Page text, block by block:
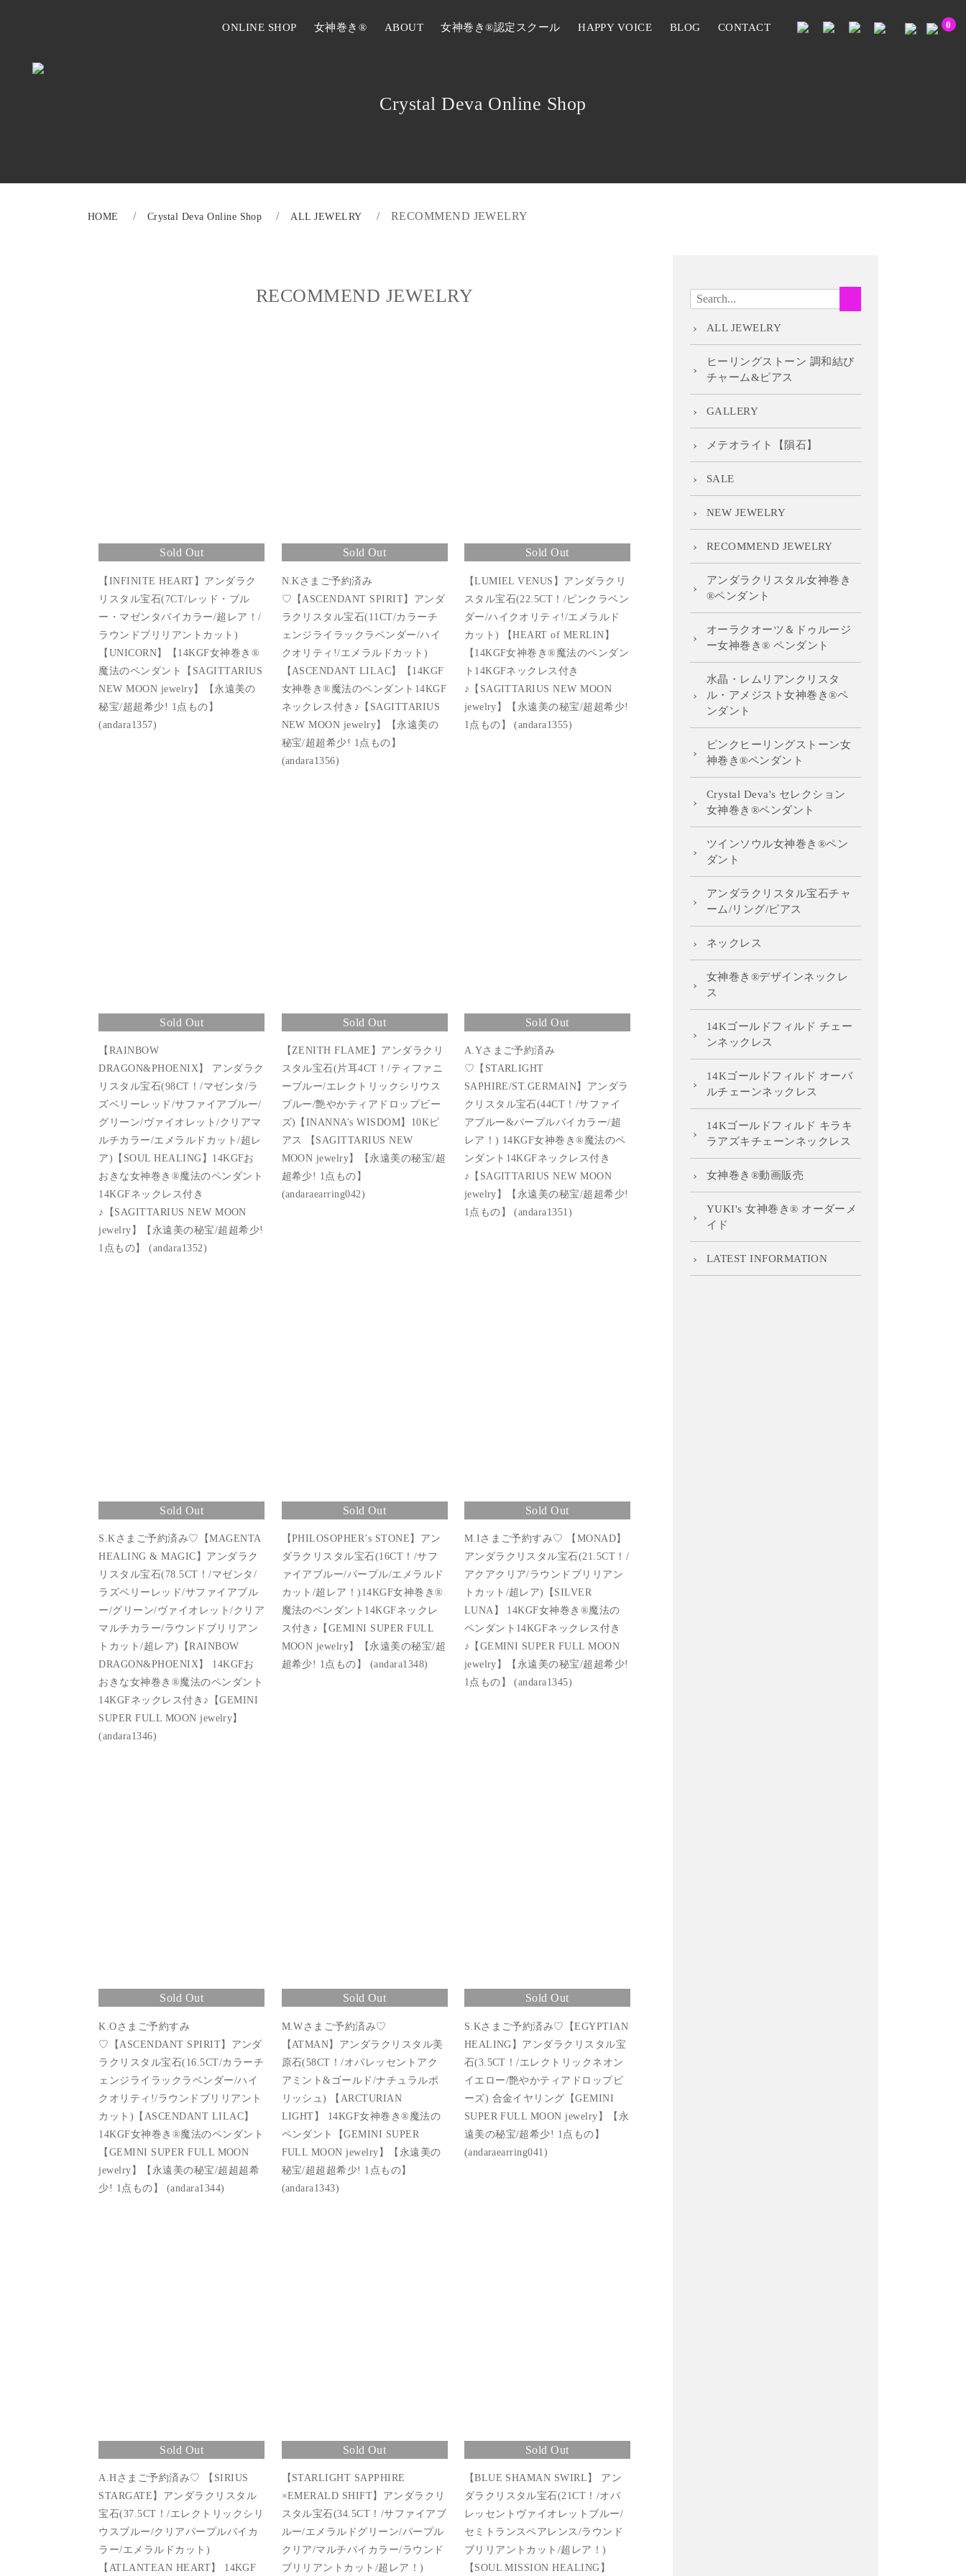
ONLINE SHOP 女神巻き® ABOUT 女神巻き®認定スクール HAPPY VOICE BLOG CONTACT 0
Crystal Deva Online Shop
HOME Crystal Deva Online Shop ALL JEWELRY RECOMMEND JEWELRY
RECOMMEND JEWELRY
Sold Out
【INFINITE HEART】アンダラク
リスタル宝石(7CT/レッド・ブル
ー・マゼンタバイカラー/超レア！/
ラウンドブリリアントカット)
【UNICORN】【14KGF女神巻き®︎
魔法のペンダント【SAGITTARIUS
NEW MOON jewelry】【永遠美の
秘宝/超超希少! 1点もの】
(andara1357)
Sold Out
N.Kさまご予約済み
♡【ASCENDANT SPIRIT】アンダ
ラクリスタル宝石(11CT/カラーチ
ェンジライラックラベンダー/ハイ
クオリティ!/エメラルドカット)
【ASCENDANT LILAC】【14KGF
女神巻き®︎魔法のペンダント14KGF
ネックレス付き♪【SAGITTARIUS
NEW MOON jewelry】【永遠美の
秘宝/超超希少! 1点もの】
(andara1356)
Sold Out
【LUMIEL VENUS】アンダラクリ
スタル宝石(22.5CT！/ピンクラベン
ダー/ハイクオリティ!/エメラルド
カット) 【HEART of MERLIN】
【14KGF女神巻き®︎魔法のペンダン
ト14KGFネックレス付き
♪【SAGITTARIUS NEW MOON
jewelry】【永遠美の秘宝/超超希少!
1点もの】 (andara1355)
Sold Out
【RAINBOW
DRAGON&PHOENIX】 アンダラク
リスタル宝石(98CT！/マゼンタ/ラ
ズベリーレッド/サファイアブルー/
グリーン/ヴァイオレット/クリアマ
ルチカラー/エメラルドカット/超レ
ア)【SOUL HEALING】14KGFお
おきな女神巻き®︎魔法のペンダント
14KGFネックレス付き
♪【SAGITTARIUS NEW MOON
jewelry】【永遠美の秘宝/超超希少!
1点もの】 (andara1352)
Sold Out
【ZENITH FLAME】アンダラクリ
スタル宝石(片耳4CT！/ティファニ
ーブルー/エレクトリックシリウス
ブルー/艶やかティアドロップビー
ズ)【INANNA’s WISDOM】10Kピ
アス 【SAGITTARIUS NEW
MOON jewelry】【永遠美の秘宝/超
超希少! 1点もの】
(andaraearring042)
Sold Out
A.Yさまご予約済み
♡【STARLIGHT
SAPHIRE/ST.GERMAIN】アンダラ
クリスタル宝石(44CT！/サファイ
アブルー&パープルバイカラー/超
レア！) 14KGF女神巻き®︎魔法のペ
ンダント14KGFネックレス付き
♪【SAGITTARIUS NEW MOON
jewelry】【永遠美の秘宝/超超希少!
1点もの】 (andara1351)
Sold Out
S.Kさまご予約済み♡【MAGENTA
HEALING & MAGIC】アンダラク
リスタル宝石(78.5CT！/マゼンタ/
ラズベリーレッド/サファイアブル
ー/グリーン/ヴァイオレット/クリア
マルチカラー/ラウンドブリリアン
トカット/超レア)【RAINBOW
DRAGON&PHOENIX】 14KGFお
おきな女神巻き®︎魔法のペンダント
14KGFネックレス付き♪【GEMINI
SUPER FULL MOON jewelry】
(andara1346)
Sold Out
【PHILOSOPHER’s STONE】アン
ダラクリスタル宝石(16CT！/サフ
ァイアブルー/パープル/エメラルド
カット/超レア！)14KGF女神巻き®︎
魔法のペンダント14KGFネックレ
ス付き♪【GEMINI SUPER FULL
MOON jewelry】【永遠美の秘宝/超
超希少! 1点もの】 (andara1348)
Sold Out
M.Iさまご予約すみ♡ 【MONAD】
アンダラクリスタル宝石(21.5CT！/
アクアクリア/ラウンドブリリアン
トカット/超レア)【SILVER
LUNA】 14KGF女神巻き®︎魔法の
ペンダント14KGFネックレス付き
♪【GEMINI SUPER FULL MOON
jewelry】【永遠美の秘宝/超超希少!
1点もの】 (andara1345)
Sold Out
K.Oさまご予約すみ
♡【ASCENDANT SPIRIT】アンダ
ラクリスタル宝石(16.5CT/カラーチ
ェンジライラックラベンダー/ハイ
クオリティ!/ラウンドブリリアント
カット)【ASCENDANT LILAC】
14KGF女神巻き®︎魔法のペンダント
【GEMINI SUPER FULL MOON
jewelry】【永遠美の秘宝/超超超希
少! 1点もの】 (andara1344)
Sold Out
M.Wさまご予約済み♡
【ATMAN】アンダラクリスタル美
原石(58CT！/オパレッセントアク
アミント&ゴールド/ナチュラルポ
リッシュ) 【ARCTURIAN
LIGHT】 14KGF女神巻き®︎魔法の
ペンダント【GEMINI SUPER
FULL MOON jewelry】【永遠美の
秘宝/超超超希少! 1点もの】
(andara1343)
Sold Out
S.Kさまご予約済み♡【EGYPTIAN
HEALING】アンダラクリスタル宝
石(3.5CT！/エレクトリックネオン
イエロー/艶やかティアドロップビ
ーズ) 合金イヤリング【GEMINI
SUPER FULL MOON jewelry】【永
遠美の秘宝/超希少! 1点もの】
(andaraearring041)
Sold Out
A.Hさまご予約済み♡ 【SIRIUS
STARGATE】アンダラクリスタル
宝石(37.5CT！/エレクトリックシリ
ウスブルー/クリアパープルバイカ
ラー/エメラルドカット)
【ATLANTEAN HEART】 14KGF
Sold Out
【STARLIGHT SAPPHIRE
×EMERALD SHIFT】アンダラクリ
スタル宝石(34.5CT！/サファイアブ
ルー/エメラルドグリーン/パープル
クリア/マルチバイカラー/ラウンド
ブリリアントカット/超レア！)
Sold Out
【BLUE SHAMAN SWIRL】 アン
ダラクリスタル宝石(21CT！/オパ
レッセントヴァイオレットブルー/
セミトランスペアレンス/ラウンド
ブリリアントカット/超レア！)
【SOUL MISSION HEALING】
ALL JEWELRY
ヒーリングストーン 調和結び
チャーム&ピアス
GALLERY
メテオライト【隕石】
SALE
NEW JEWELRY
RECOMMEND JEWELRY
アンダラクリスタル女神巻き
®ペンダント
オーラクオーツ＆ドゥルージ
ー女神巻き® ペンダント
水晶・レムリアンクリスタ
ル・アメジスト女神巻き®ペ
ンダント
ピンクヒーリングストーン女
神巻き®ペンダント
Crystal Deva's セレクション
女神巻き®ペンダント
ツインソウル女神巻き®ペン
ダント
アンダラクリスタル宝石チャ
ーム/リング/ピアス
ネックレス
女神巻き®デザインネックレ
ス
14Kゴールドフィルド チェー
ンネックレス
14Kゴールドフィルド オーバ
ルチェーンネックレス
14Kゴールドフィルド キラキ
ラアズキチェーンネックレス
女神巻き®動画販売
YUKI's 女神巻き® オーダーメ
イド
LATEST INFORMATION